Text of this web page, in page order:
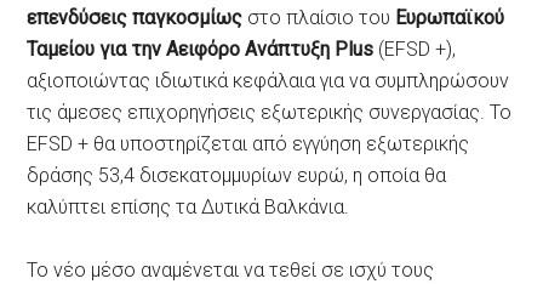
επενδύσεις παγκοσμίως στο πλαίσιο του Ευρωπαϊκού
Ταμείου για την Αειφόρο Ανάπτυξη Plus (EFSD +),
αξιοποιώντας ιδιωτικά κεφάλαια για να συμπληρώσουν
τις άμεσες επιχορηγήσεις εξωτερικής συνεργασίας. Το
EFSD + θα υποστηρίζεται από εγγύηση εξωτερικής
δράσης 53,4 δισεκατομμυρίων ευρώ, η οποία θα
καλύπτει επίσης τα Δυτικά Βαλκάνια.
Το νέο μέσο αναμένεται να τεθεί σε ισχύ τους